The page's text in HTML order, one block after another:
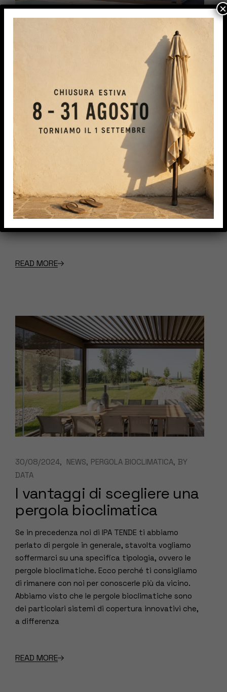
SPAZIO ESTERNO
VALORIZZARE
Come valorizzare lo spazio
esterno della tua attività?
La bella stagione è oramai alle porte e se anche tu
possiedi un’attività, sai molto bene quanto sia
importante lo spazio esterno. Siccome noi di IPA
TENDE non vogliamo mai lasciarti da solo, in questo
articolo abbiamo pensato di andare a vedere come
fare per valorizzare lo spazio esterno della tua
attività. Rimani con noi! […]
READ MORE
30/08/2024 NEWS PERGOLA BIOCLIMATICA BY
DATA
I vantaggi di scegliere una
pergola bioclimatica
Se in precedenza noi di IPA TENDE ti abbiamo
perlato di pergole in generale, stavolta vogliamo
soffermarci su una specifica tipologia, ovvero le
pergole bioclimatiche. Ecco perché ti consigliamo
di rimanere con noi per conoscerle più da vicino.
Abbiamo visto che le pergole bioclimatiche sono
dei particolari sistemi di copertura innovativi che,
a differenza
READ MORE
×